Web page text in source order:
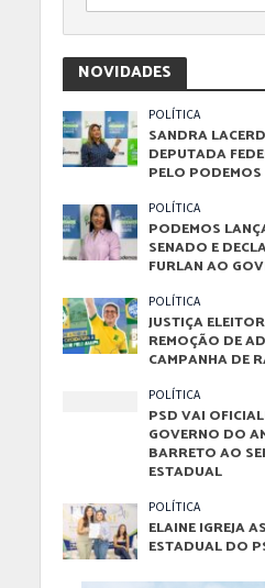
NOVIDADES
POLÍTICA
SANDRA
DEPUTADA
PELO PODEMOS
POLÍTICA
PODEMOS
SENADO E
FURLAN AO
POLÍTICA
JUSTIÇA
REMOÇÃO DE
CAMPANHA DE
POLÍTICA
PSD VAI
GOVERNO DO
BARRETO AO
ESTADUAL
POLÍTICA
ELAINE IGREJA
ESTADUAL DO